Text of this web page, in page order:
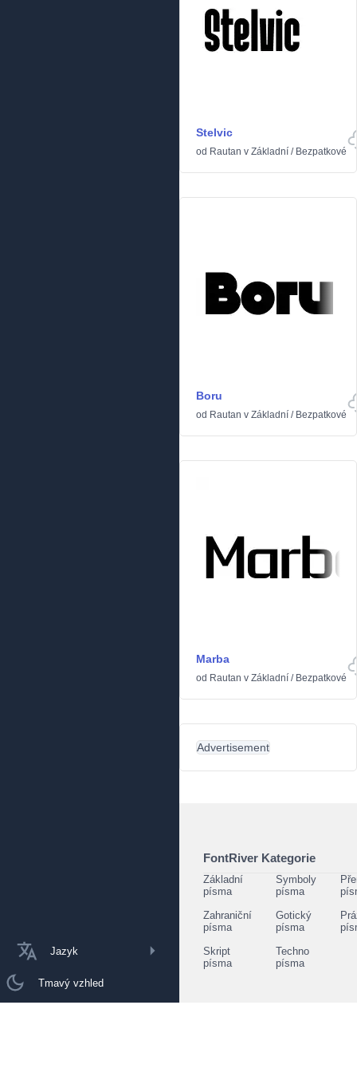
Jazyk
Tmavý vzhled
Stelvic
od Rautan v Základní / Bezpatkové
Boru
od Rautan v Základní / Bezpatkové
Marba
od Rautan v Základní / Bezpatkové
Advertisement
FontRiver Kategorie
Základní
písma
Symboly
písma
Zahraniční
písma
Gotický
písma
Skript
písma
Techno
písma